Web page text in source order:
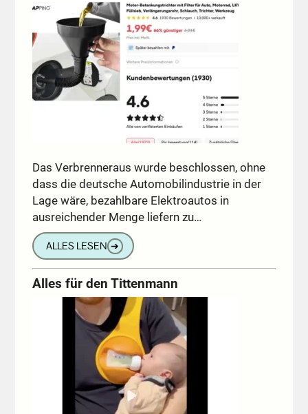
Das Verbrenneraus wurde beschlossen, ohne
dass die deutsche Automobilindustrie in der
Lage wäre, bezahlbare Elektroautos in
ausreichender Menge liefern zu…
ALLES LESEN ➔
Alles für den Tittenmann